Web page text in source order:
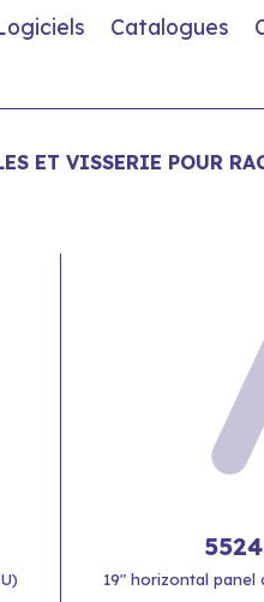
Catalogues
ET VISSERIE POUR
19" horizontal panel